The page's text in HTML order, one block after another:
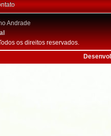
Andrade
os direitos reservados.